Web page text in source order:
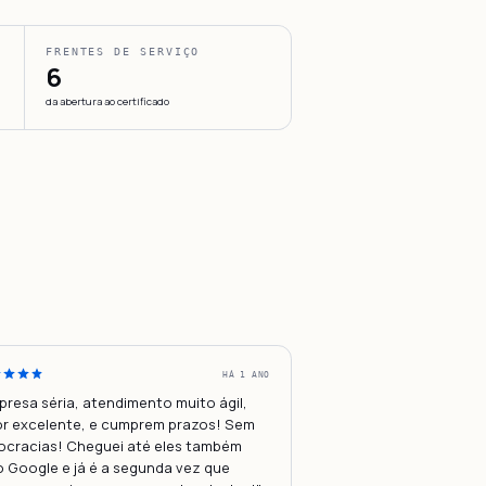
FRENTES DE SERVIÇO
6
da abertura ao certificado
HÁ 1 ANO
séria, atendimento muito ágil,
excelente, e cumprem prazos! Sem
Cheguei até eles também
Google e já é a segunda vez que